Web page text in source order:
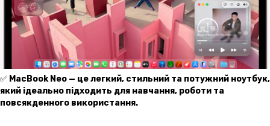
✅ MacBook Neo — це легкий, стильний та потужний ноутбук,
який ідеально підходить для навчання, роботи та
повсякденного використання.